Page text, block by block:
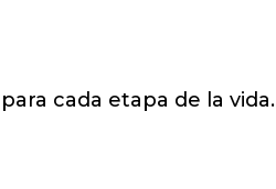
cada etapa de la vida.